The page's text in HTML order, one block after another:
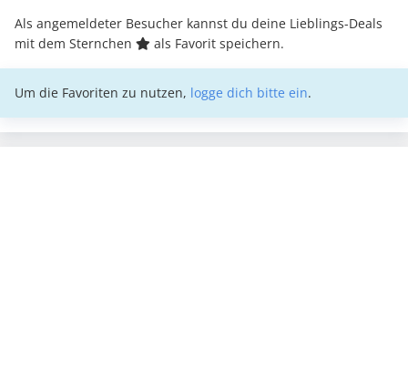
Als angemeldeter Besucher kannst du deine Lieblings-Deals
mit dem Sternchen
als Favorit speichern.
Um die Favoriten zu nutzen, logge dich bitte ein.